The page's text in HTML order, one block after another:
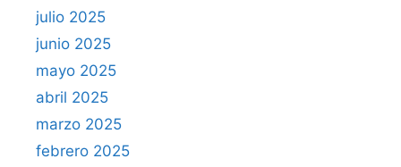
julio 2025
junio 2025
mayo 2025
abril 2025
marzo 2025
febrero 2025